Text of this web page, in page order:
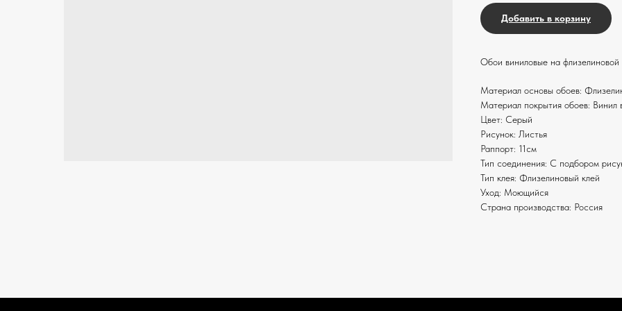
Добавить в корзину
Обои виниловые на
Материал основы обоев:
Материал покрытия обоев: Винил
Цвет: Серый
Рисунок: Листья
Раппорт: 11см
Тип соединения: С подбором
Тип клея: Флизелиновый клей
Уход: Моющийся
Страна производства: Россия